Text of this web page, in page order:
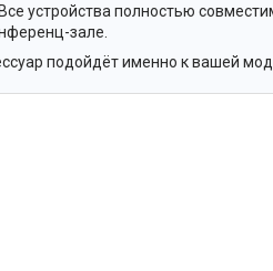
устройства полностью
зале.
подойдёт именно к вашей